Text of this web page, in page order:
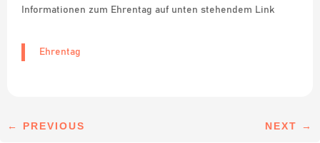
Informationen zum Ehrentag auf unten stehendem Link
Ehrentag
← PREVIOUS NEXT →